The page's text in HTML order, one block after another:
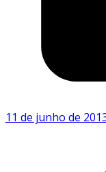
11 de junho de